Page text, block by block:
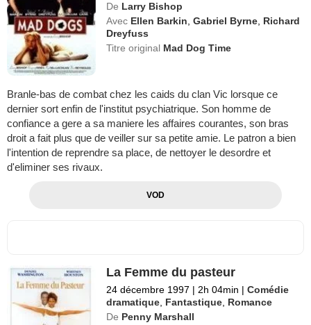
De Larry Bishop
Avec Ellen Barkin ,Gabriel Byrne Richard
Dreyfuss
Titre original Mad Dog Time
Branle-bas de combat chez les caids du clan Vic lorsque ce
dernier sort enfin de l'institut psychiatrique. Son homme de
confiance a gere a sa maniere les affaires courantes, son bras
droit a fait plus que de veiller sur sa petite amie. Le patron a bien
l'intention de reprendre sa place, de nettoyer le desordre et
d'eliminer ses rivaux.
VOD
La Femme du pasteur
24 décembre 1997 | 2h 04min | Comédie
dramatique Fantastique Romance
De Penny Marshall